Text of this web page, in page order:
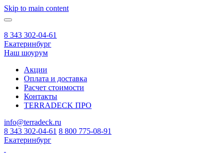
Skip to main content
8 343 302-04-61
Екатеринбург
Наш шоурум
Акции
Оплата и доставка
Расчет стоимости
Контакты
TERRADECK ПРО
info@terradeck.ru
8 343 302-04-61 8 800 775-08-91
Екатеринбург